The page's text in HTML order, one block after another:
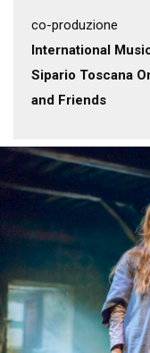
co-produzione
International
Sipario Toscana
and Friends